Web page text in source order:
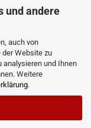
und andere
auch von
Website zu
analysieren und Ihnen
Weitere
.